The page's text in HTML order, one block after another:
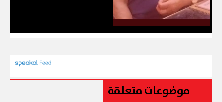
موضوعات متعلقة